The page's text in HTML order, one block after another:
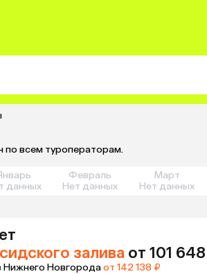
по всем туроператорам.
данных
Февраль
Нет данных
Март
Нет данных
залива от 101
Нижнего Новгородаот 142 138 ₽